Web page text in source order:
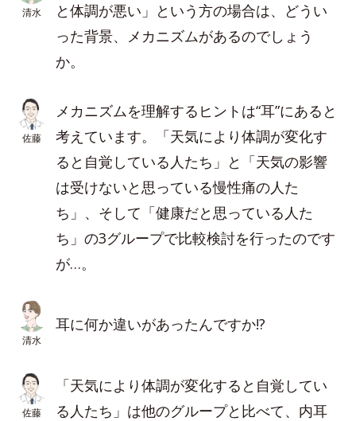
清水
と体調が悪い」という方の場合は、どうい
った背景、メカニズムがあるのでしょう
か。
佐藤
メカニズムを理解するヒントは“耳”にあると
考えています。「天気により体調が変化す
ると自覚している人たち」と「天気の影響
は受けないと思っている慢性痛の人た
ち」、そして「健康だと思っている人た
ち」の3グループで比較検討を行ったのです
が…。
清水
耳に何か違いがあったんですか!?
佐藤
「天気により体調が変化すると自覚してい
る人たち」は他のグループと比べて、内耳